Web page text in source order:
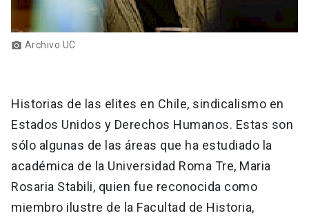
photo_camera Archivo UC
Historias de las elites en Chile, sindicalismo en
Estados Unidos y Derechos Humanos. Estas son
sólo algunas de las áreas que ha estudiado la
académica de la Universidad Roma Tre, Maria
Rosaria Stabili, quien fue reconocida como
miembro ilustre de la Facultad de Historia,